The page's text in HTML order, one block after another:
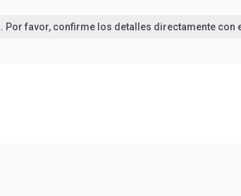
Por favor, confirme los detalles directamente con